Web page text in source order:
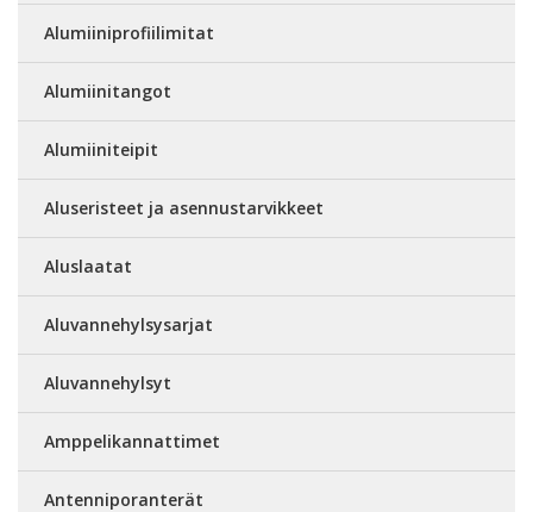
Alumiiniprofiilimitat
Alumiinitangot
Alumiiniteipit
Aluseristeet ja asennustarvikkeet
Aluslaatat
Aluvannehylsysarjat
Aluvannehylsyt
Amppelikannattimet
Antenniporanterät